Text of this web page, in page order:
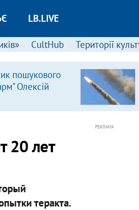
LB.LIVE
CultHub Території
пошукового
Олексій
20 лет
теракта.
РЕКЛАМА